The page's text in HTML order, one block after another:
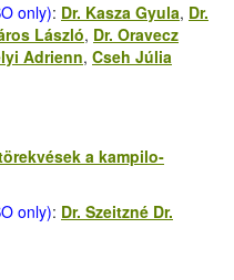
only): Dr. Kasza Gyula, Dr.
László, Dr. Oravecz
Adrienn, Cseh Júlia
a kampilo­
only): Dr. Szeitzné Dr.